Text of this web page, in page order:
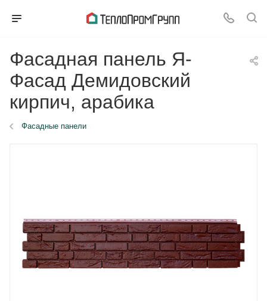
Фасадная панель Я-
Фасад Демидовский
кирпич, арабика
Фасадные панели